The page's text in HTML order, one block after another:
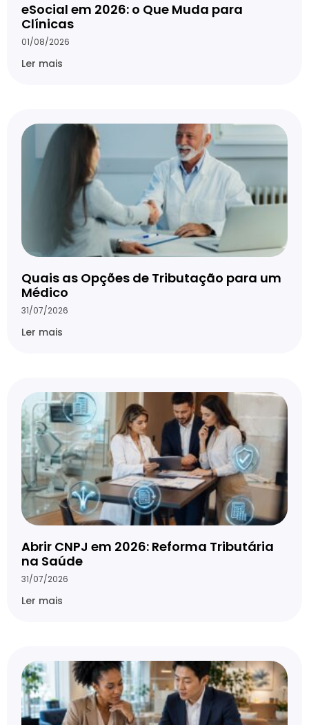
eSocial em 2026: o Que Muda para
Clínicas
01/08/2026
Ler mais
Quais as Opções de Tributação para um
Médico
31/07/2026
Ler mais
Abrir CNPJ em 2026: Reforma Tributária
na Saúde
31/07/2026
Ler mais